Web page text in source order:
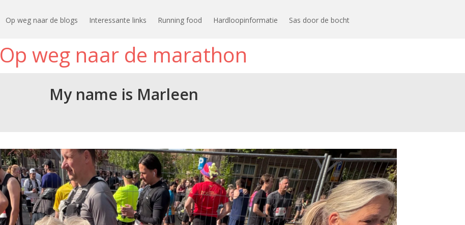
Op weg naar de blogs Interessante links Running food Hardloopinformatie Sas door de bocht
Op weg naar de marathon
My name is Marleen